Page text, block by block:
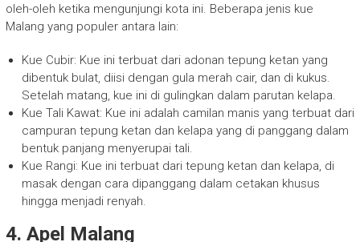
oleh-oleh ketika mengunjungi kota ini. Beberapa jenis kue
Malang yang populer antara lain:
Kue Cubir: Kue ini terbuat dari adonan tepung ketan yang
dibentuk bulat, diisi dengan gula merah cair, dan di kukus.
Setelah matang, kue ini di gulingkan dalam parutan kelapa.
Kue Tali Kawat: Kue ini adalah camilan manis yang terbuat dari
campuran tepung ketan dan kelapa yang di panggang dalam
bentuk panjang menyerupai tali.
Kue Rangi: Kue ini terbuat dari tepung ketan dan kelapa, di
masak dengan cara dipanggang dalam cetakan khusus
hingga menjadi renyah.
4. Apel Malang